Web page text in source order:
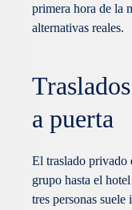
primera hora de la
alternativas reales.
a puerta
El traslado privado
grupo hasta el
tres personas